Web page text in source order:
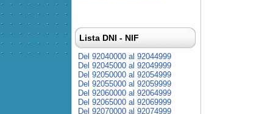
Lista DNI - NIF
Del 92040000 al 92044999
Del 92045000 al 92049999
Del 92050000 al 92054999
Del 92055000 al 92059999
Del 92060000 al 92064999
Del 92065000 al 92069999
Del 92070000 al 92074999